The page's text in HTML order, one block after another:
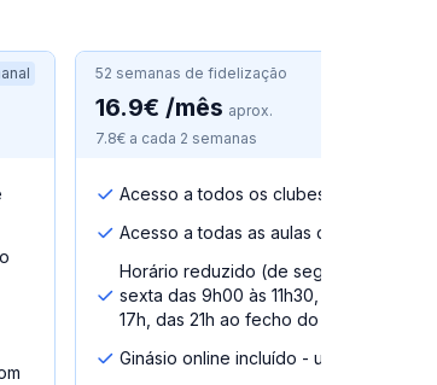
52 semanas de fidelização
16.9€ /mês aprox.
7.8€ a cada 2 semanas
Acesso a todos os clubes terra
Acesso a todas as aulas de grupo
Horário reduzido (de segunda a
sexta das 9h00 às 11h30, das 14h às
17h, das 21h ao fecho do clube)
Ginásio online incluído - uptv.pt